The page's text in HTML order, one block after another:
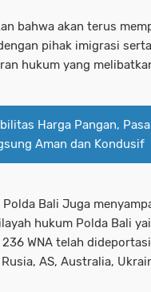
bahwa akan terus
pihak imigrasi
hukum yang
Harga Pangan,
Aman dan Kondusif
Bali Juga
hukum Polda Bali
WNA telah
AS, Australia,